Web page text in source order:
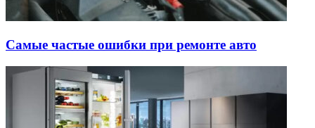
Самые частые ошибки при ремонте авто